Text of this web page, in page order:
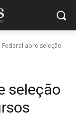
Federal abre seleção
seleção